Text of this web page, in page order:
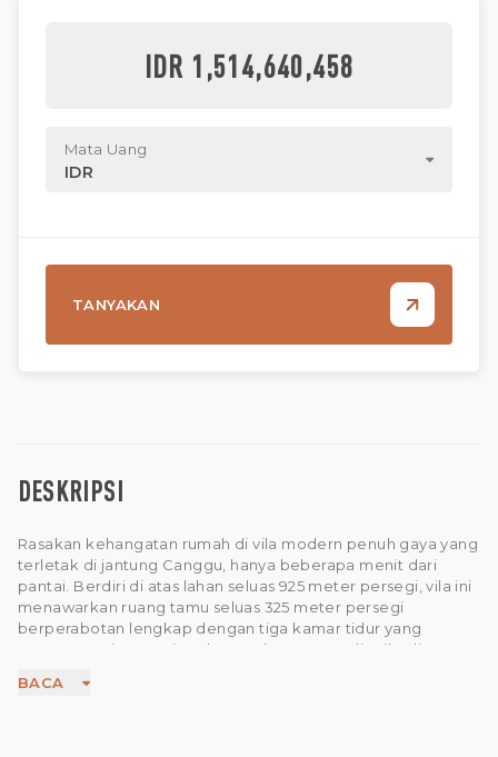
DESKRIPSI
Rasakan kehangatan rumah di vila modern penuh gaya yang
terletak di jantung Canggu, hanya beberapa menit dari
pantai. Berdiri di atas lahan seluas 925 meter persegi, vila ini
menawarkan ruang tamu seluas 325 meter persegi
berperabotan lengkap dengan tiga kamar tidur yang
tenang, masing-masing dengan kamar mandi pribadi. Ruang
nyaman, sementara dapur dan ruang makan terpisah
BACA
IDR 1,514,640,458
Mata Uang
IDR
TANYAKAN